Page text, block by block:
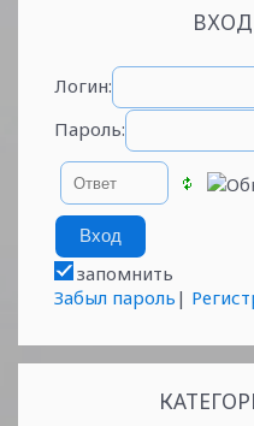
Логин:
Пароль:
запомнить
Забыл пароль |